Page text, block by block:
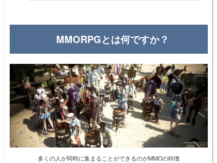
MMORPGとは何ですか？
多くの人が同時に集まることができるのがMMOの特徴